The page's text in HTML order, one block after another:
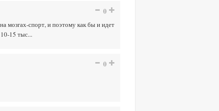
0
мозгах-спорт, и поэтому как бы и идет
15 тыс...
0